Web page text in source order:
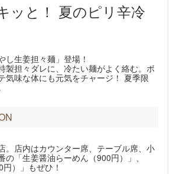
ッと！ 夏のピリ辛冷
し生姜担々麺」登場！
製担々ダレに、冷たい麺がよく絡む。ボ
気味な体にも元気をチャージ！ 夏季限
。店内はカウンター席、テーブル席、小
の「生姜醤油らーめん（900円）」、
円）」もぜひ！